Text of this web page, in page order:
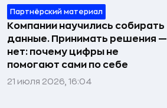
Партнёрский материал
Компании научились собирать
данные. Принимать решения —
нет: почему цифры не
помогают сами по себе
21 июля 2026, 16:04